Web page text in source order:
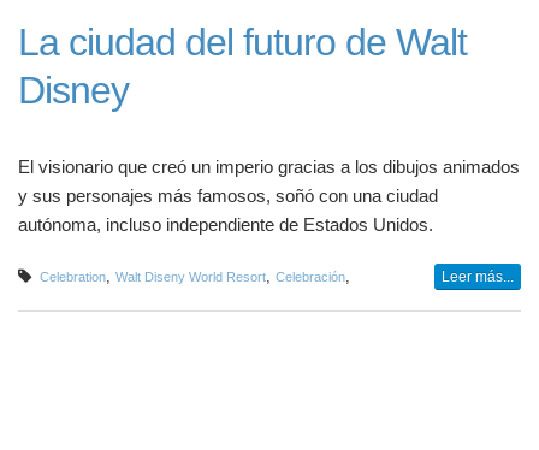
La ciudad del futuro de Walt
Disney
El visionario que creó un imperio gracias a los dibujos animados
y sus personajes más famosos, soñó con una ciudad
autónoma, incluso independiente de Estados Unidos.
Celebration Walt Diseny World Resort Celebración Leer más...